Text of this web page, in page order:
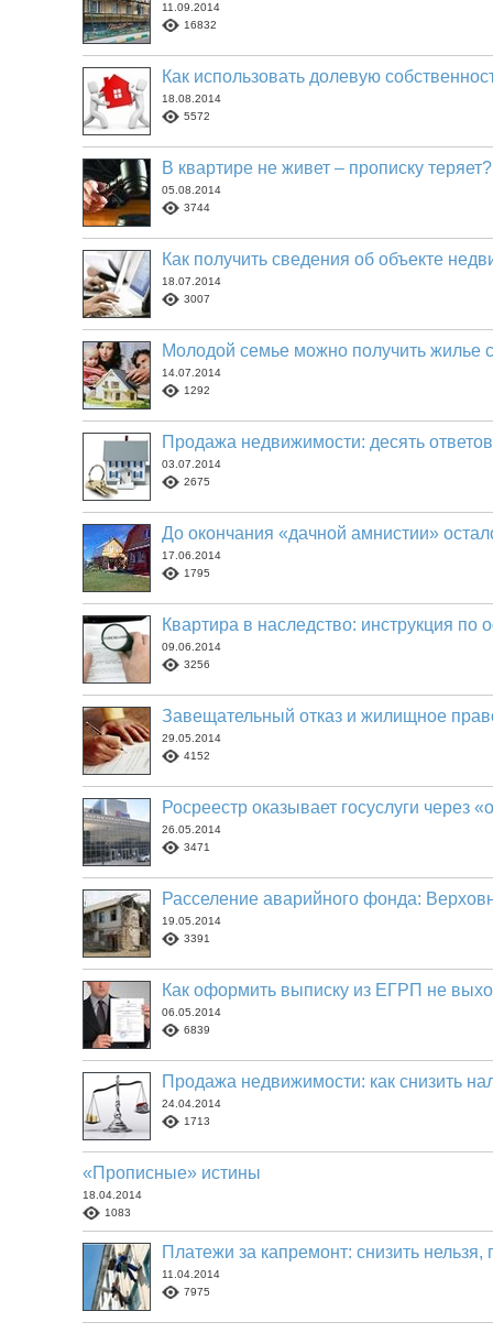
11.09.2014
16832
Как использовать долевую
18.08.2014
5572
В квартире не живет – прописку теряет?
05.08.2014
3744
Как получить сведения об объекте
18.07.2014
3007
Молодой семье можно получить жилье
14.07.2014
1292
Продажа недвижимости: десять
03.07.2014
2675
До окончания «дачной амнистии»
17.06.2014
1795
Квартира в наследство: инструкция
09.06.2014
3256
Завещательный отказ и жилищное
29.05.2014
4152
Росреестр оказывает госуслуги через
26.05.2014
3471
Расселение аварийного фонда:
19.05.2014
3391
Как оформить выписку из ЕГРП не
06.05.2014
6839
Продажа недвижимости: как снизить
24.04.2014
1713
«Прописные» истины
18.04.2014
1083
Платежи за капремонт: снизить
11.04.2014
7975